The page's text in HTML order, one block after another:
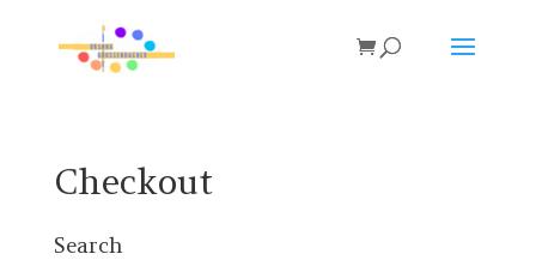
Checkout
Search